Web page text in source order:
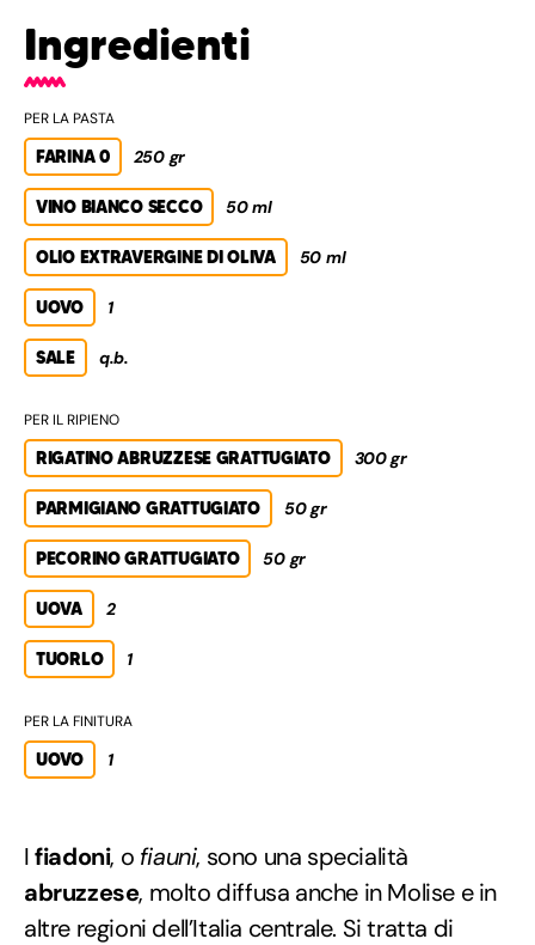
Ingredienti
PER LA PASTA
FARINA 0 250 gr
VINO BIANCO SECCO 50 ml
OLIO EXTRAVERGINE DI OLIVA 50 ml
UOVO 1
SALE q.b.
PER IL RIPIENO
RIGATINO ABRUZZESE GRATTUGIATO 300 gr
PARMIGIANO GRATTUGIATO 50 gr
PECORINO GRATTUGIATO 50 gr
UOVA 2
TUORLO 1
PER LA FINITURA
UOVO 1
Ifiadoni, o fiauni, sono una specialità
abruzzese, molto diffusa anche in Molise e in
altre regioni dell’Italia centrale. Si tratta di